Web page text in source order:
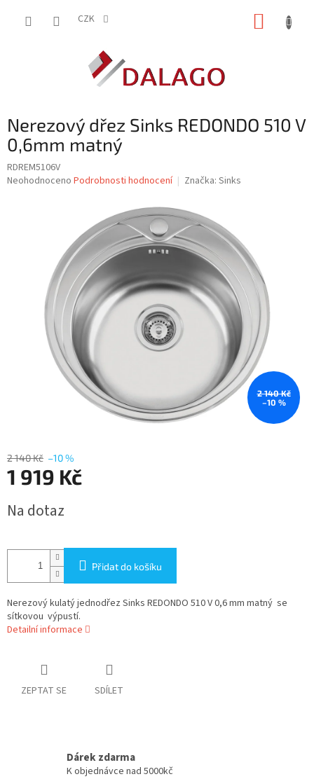
CZK
Nerezový dřez Sinks REDONDO 510 V
0,6mm matný
RDREM5106V
Průměrné
Neohodnoceno Podrobnosti hodnocení Značka: Sinks
2 140 Kč
–10 %
2 140 Kč –10 %
1 919 Kč
cena:
Na dotaz
Přidat do košíku
Nerezový kulatý jednodřez Sinks REDONDO 510 V 0,6 mm matný se
sítkovou výpustí.
Detailní informace
ZEPTAT SE SDÍLET
Dárek zdarma
K objednávce nad 5000kč